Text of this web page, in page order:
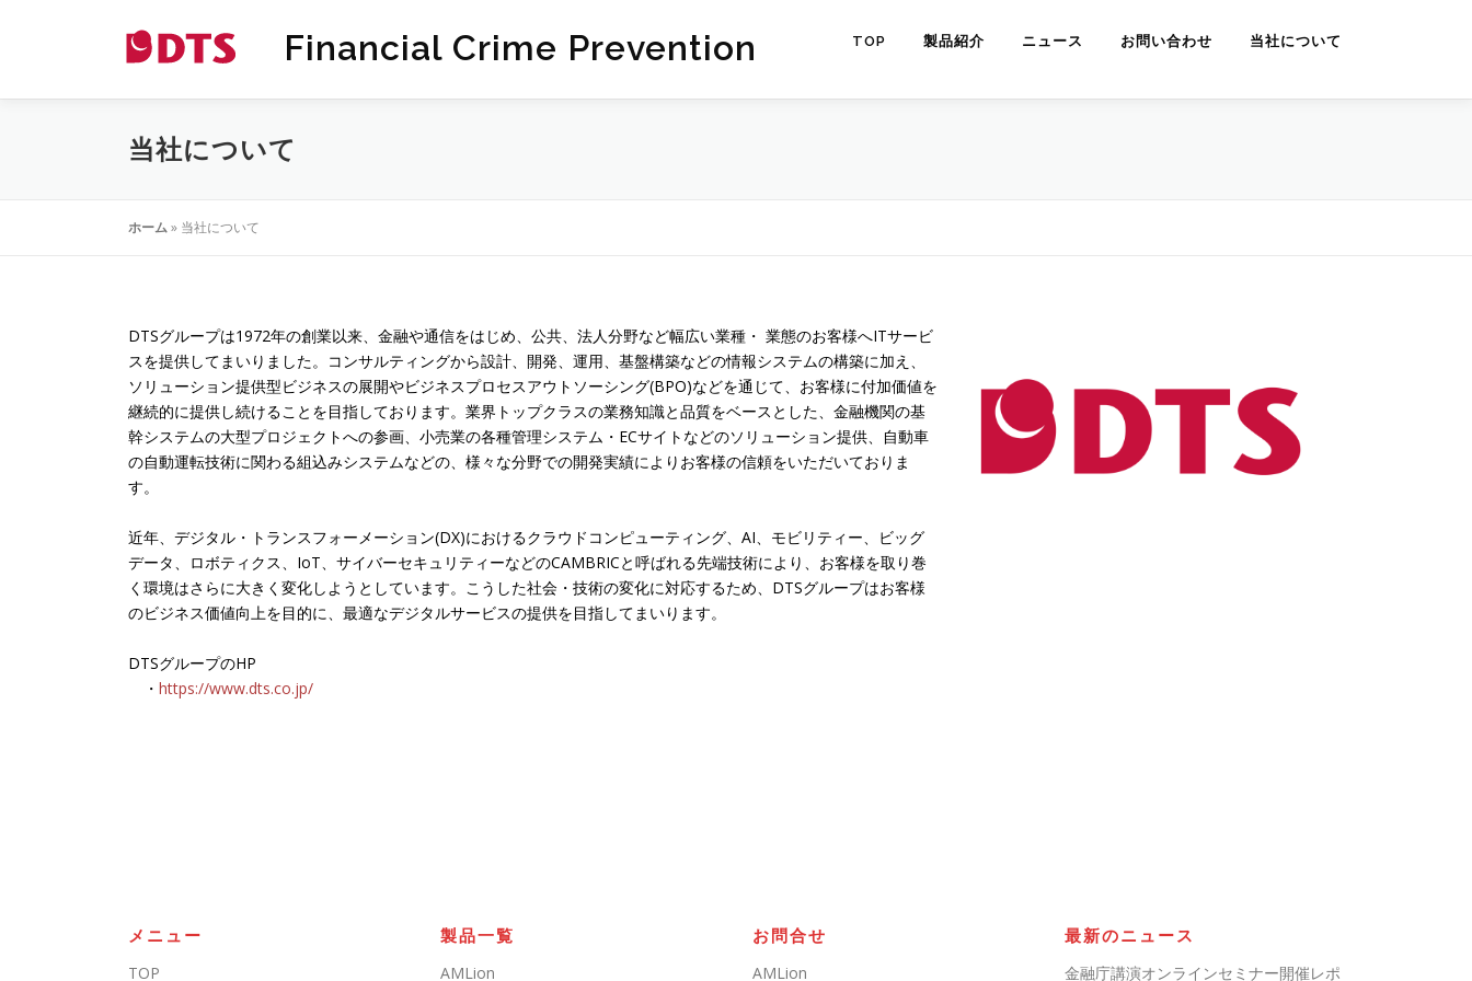
Financial Crime Prevention TOP 製品紹介 ニュース お問い合わせ 当社について
当社について
ホーム» 当社について
DTSグループは1972年の創業以来、金融や通信をはじめ、公共、法人分野など幅広い業種・ 業態のお客様へITサービ
スを提供してまいりました。コンサルティングから設計、開発、運用、基盤構築などの情報システムの構築に加え、
ソリューション提供型ビジネスの展開やビジネスプロセスアウトソーシング(BPO)などを通じて、お客様に付加価値を
継続的に提供し続けることを目指しております。業界トップクラスの業務知識と品質をベースとした、金融機関の基
幹システムの大型プロジェクトへの参画、小売業の各種管理システム・ECサイトなどのソリューション提供、自動車
の自動運転技術に関わる組込みシステムなどの、様々な分野での開発実績によりお客様の信頼をいただいておりま
す。
近年、デジタル・トランスフォーメーション(DX)におけるクラウドコンピューティング、AI、モビリティー、ビッグ
データ、ロボティクス、IoT、サイバーセキュリティーなどのCAMBRICと呼ばれる先端技術により、お客様を取り巻
く環境はさらに大きく変化しようとしています。こうした社会・技術の変化に対応するため、DTSグループはお客様
のビジネス価値向上を目的に、最適なデジタルサービスの提供を目指してまいります。
DTSグループのHP
・ https://www.dts.co.jp/
メニュー
TOP
製品一覧
AMLion
お問合せ
AMLion
最新のニュース
金融庁講演オンラインセミナー開催レポ